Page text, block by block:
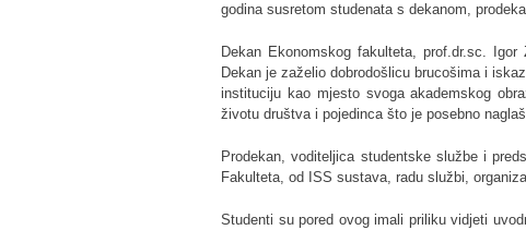
godina susretom studenata s dekanom,
Dekan Ekonomskog fakulteta, prof.dr.sc.
Dekan je zaželio dobrodošlicu brucošima i
instituciju kao mjesto svoga akademskog
životu društva i pojedinca što je posebno
Prodekan, voditeljica studentske službe i
Fakulteta, od ISS sustava, radu službi,
Studenti su pored ovog imali priliku vidjeti